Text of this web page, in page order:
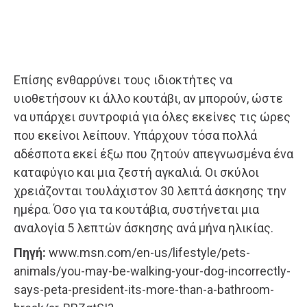
Επίσης ενθαρρύνει τους ιδιοκτήτες να
υιοθετήσουν κι άλλο κουτάβι, αν μπορούν, ώστε
να υπάρχει συντροφιά για όλες εκείνες τις ώρες
που εκείνοι λείπουν. Υπάρχουν τόσα πολλά
αδέσποτα εκεί έξω που ζητούν απεγνωσμένα ένα
καταφύγιο και μια ζεστή αγκαλιά. Οι σκύλοι
χρειάζονται τουλάχιστον 30 λεπτά άσκησης την
ημέρα. Όσο για τα κουτάβια, συστήνεται μια
αναλογία 5 λεπτών άσκησης ανά μήνα ηλικίας.
Πηγή: www.msn.com/en-us/lifestyle/pets-
animals/you-may-be-walking-your-dog-incorrectly-
says-peta-president-its-more-than-a-bathroom-